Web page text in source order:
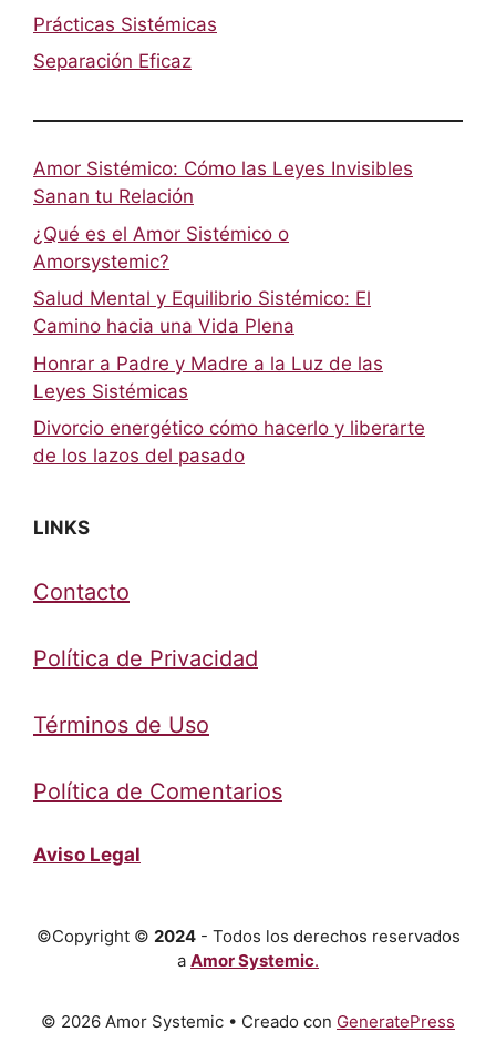
Prácticas Sistémicas
Separación Eficaz
Amor Sistémico: Cómo las Leyes Invisibles
Sanan tu Relación
¿Qué es el Amor Sistémico o
Amorsystemic?
Salud Mental y Equilibrio Sistémico: El
Camino hacia una Vida Plena
Honrar a Padre y Madre a la Luz de las
Leyes Sistémicas
Divorcio energético cómo hacerlo y liberarte
de los lazos del pasado
LINKS
Contacto
Política de Privacidad
Términos de Uso
Política de Comentarios
Aviso Legal
©Copyright © 2024- Todos los derechos reservados
a Amor Systemic.
© 2026 Amor Systemic • Creado con GeneratePress